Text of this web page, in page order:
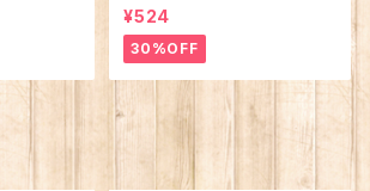
¥524
30%OFF